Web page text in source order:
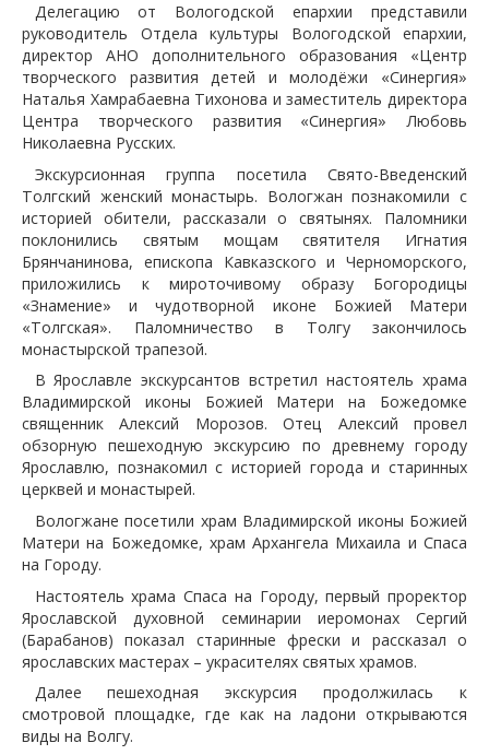
Делегацию от Вологодской епархии представили
руководитель Отдела культуры Вологодской епархии,
директор АНО дополнительного образования «Центр
творческого развития детей и молодёжи «Синергия»
Наталья Хамрабаевна Тихонова и заместитель директора
Центра творческого развития «Синергия» Любовь
Николаевна Русских.
Экскурсионная группа посетила Свято-Введенский
Толгский женский монастырь. Вологжан познакомили с
историей обители, рассказали о святынях. Паломники
поклонились святым мощам святителя Игнатия
Брянчанинова, епископа Кавказского и Черноморского,
приложились к мироточивому образу Богородицы
«Знамение» и чудотворной иконе Божией Матери
«Толгская». Паломничество в Толгу закончилось
монастырской трапезой.
В Ярославле экскурсантов встретил настоятель храма
Владимирской иконы Божией Матери на Божедомке
священник Алексий Морозов. Отец Алексий провел
обзорную пешеходную экскурсию по древнему городу
Ярославлю, познакомил с историей города и старинных
церквей и монастырей.
Вологжане посетили храм Владимирской иконы Божией
Матери на Божедомке, храм Архангела Михаила и Спаса
на Городу.
Настоятель храма Спаса на Городу, первый проректор
Ярославской духовной семинарии иеромонах Сергий
(Барабанов) показал старинные фрески и рассказал о
ярославских мастерах – украсителях святых храмов.
Далее пешеходная экскурсия продолжилась к
смотровой площадке, где как на ладони открываются
виды на Волгу.